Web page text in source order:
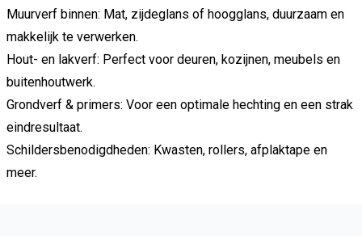
Muurverf binnen: Mat, zijdeglans of hoogglans, duurzaam en
makkelijk te verwerken.
Hout- en lakverf: Perfect voor deuren, kozijnen, meubels en
buitenhoutwerk.
Grondverf & primers: Voor een optimale hechting en een strak
eindresultaat.
Schildersbenodigdheden: Kwasten, rollers, afplaktape en
meer.